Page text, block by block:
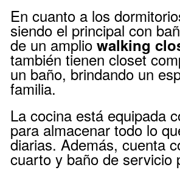
En cuanto a los
siendo el principal con
de un amplio walking
también tienen closet
un baño, brindando un
familia.
La cocina está equipada
para almacenar todo lo
diarias. Además, cuenta
cuarto y baño de servicio